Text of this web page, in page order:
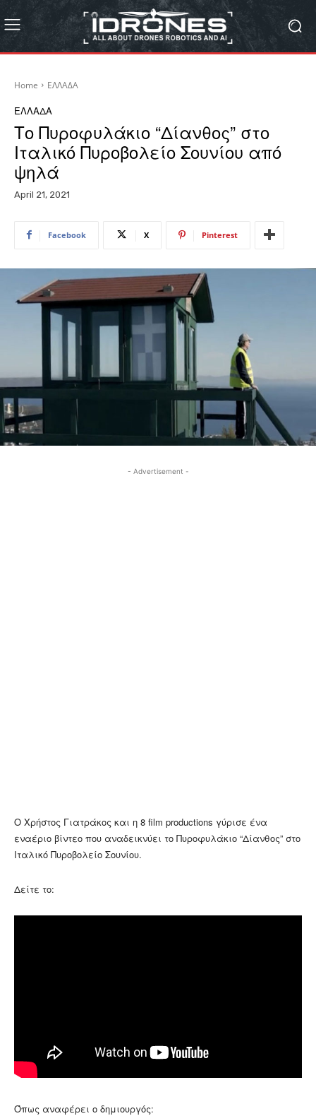
Home ΕΛΛΑΔΑ
ΕΛΛΑΔΑ
Το Πυροφυλάκιο “Δίανθος” στο
Ιταλικό Πυροβολείο Σουνίου από
ψηλά
April 21, 2021
Facebook X Pinterest
- Advertisement -
Ο Χρήστος Γιατράκος και η 8 film productions γύρισε ένα
εναέριο βίντεο που αναδεικνύει το Πυροφυλάκιο “Δίανθος” στο
Ιταλικό Πυροβολείο Σουνίου.
Δείτε το:
Όπως αναφέρει ο δημιουργός: